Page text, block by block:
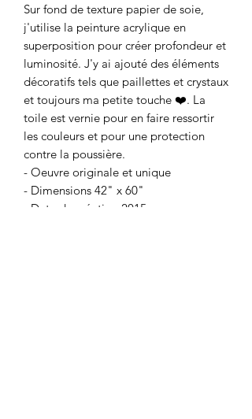
Sur fond de texture papier de soie,
j'utilise la peinture acrylique en
superposition pour créer profondeur et
luminosité. J'y ai ajouté des éléments
décoratifs tels que paillettes et crystaux
et toujours ma petite touche ❤️. La
toile est vernie pour en faire ressortir
les couleurs et pour une protection
contre la poussière.
- Oeuvre originale et unique
- Dimensions 42" x 60"
- Date de création 2015